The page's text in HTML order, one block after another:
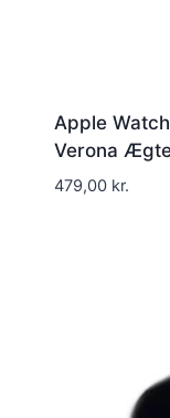
Apple
Verona
479,00 kr.